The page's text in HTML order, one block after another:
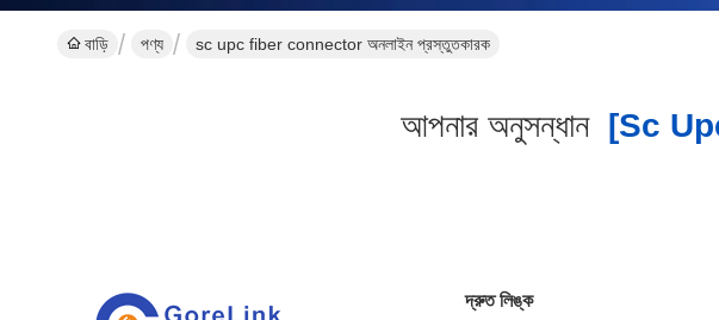
বাড়ি পণ্য sc upc fiber connector অনলাইন প্রস্তুতকারক
আপনার অনুসন্ধান[sc
দ্রুত লিঙ্ক